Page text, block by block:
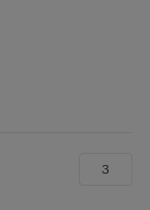
3